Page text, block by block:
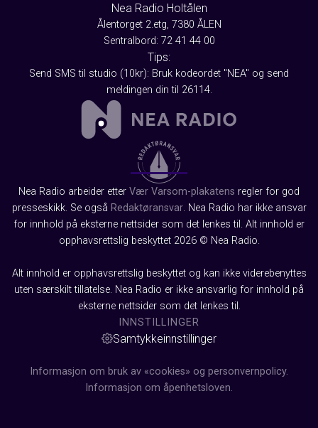
Nea Radio Holtålen
Ålentorget 2.etg, 7380 ÅLEN
Sentralbord: 72 41 44 00
Tips:
Send SMS til studio (10kr): Bruk kodeordet "NEA" og send
meldingen din til 26114.
Nea Radio arbeider etter Vær Varsom-plakatens regler for god
presseskikk. Se også Redaktøransvar. Nea Radio har ikke ansvar
for innhold på eksterne nettsider som det lenkes til. Alt innhold er
opphavsrettslig beskyttet 2026 © Nea Radio.
Alt innhold er opphavsrettslig beskyttet og kan ikke viderebenyttes
uten særskilt tillatelse. Nea Radio er ikke ansvarlig for innhold på
eksterne nettsider som det lenkes til.
INNSTILLINGER
Samtykkeinnstillinger
Informasjon om bruk av «cookies» og personvernpolicy.
Informasjon om åpenhetsloven.